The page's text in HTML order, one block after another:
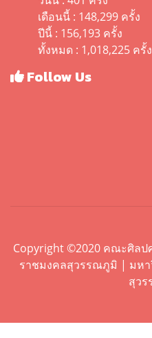
เดือนนี้ : 148,299 ครั้ง
ปีนี้ : 156,193 ครั้ง
ทั้งหมด : 1,018,225 ครั้ง
Follow Us
Copyright ©2020 คณะศิลป
ราชมงคลสุวรรณภูมิ | มหา
สุว